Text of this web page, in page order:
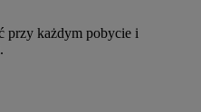
przy każdym pobycie i